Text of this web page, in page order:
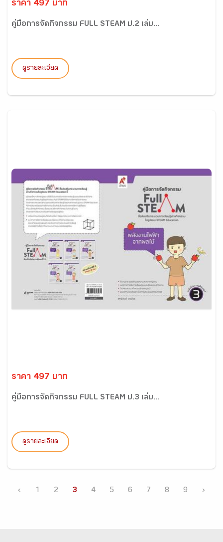
ราคา 497 บาท
คู่มือการจัดกิจกรรม FULL STEAM ป.2 เล่ม...
ดูรายละเอียด
ราคา 497 บาท
คู่มือการจัดกิจกรรม FULL STEAM ป.3 เล่ม...
ดูรายละเอียด
‹ 1 2 3 4 5 6 7 8 9 ›